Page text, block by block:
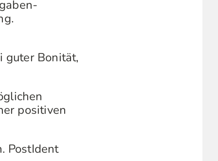
guter Bonität,
positiven
PostIdent